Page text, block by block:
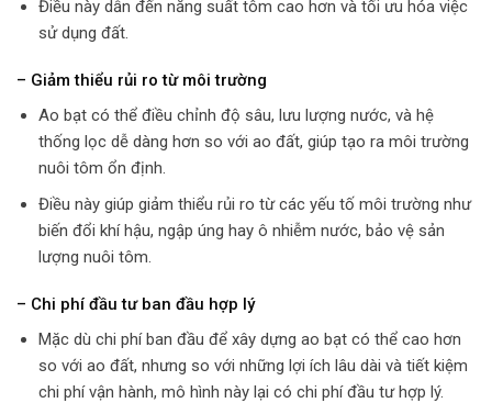
Điều này dẫn đến năng suất tôm cao hơn và tối ưu hóa việc
sử dụng đất.
– Giảm thiểu rủi ro từ môi trường
Ao bạt có thể điều chỉnh độ sâu, lưu lượng nước, và hệ
thống lọc dễ dàng hơn so với ao đất, giúp tạo ra môi trường
nuôi tôm ổn định.
Điều này giúp giảm thiểu rủi ro từ các yếu tố môi trường như
biến đổi khí hậu, ngập úng hay ô nhiễm nước, bảo vệ sản
lượng nuôi tôm.
– Chi phí đầu tư ban đầu hợp lý
Mặc dù chi phí ban đầu để xây dựng ao bạt có thể cao hơn
so với ao đất, nhưng so với những lợi ích lâu dài và tiết kiệm
chi phí vận hành, mô hình này lại có chi phí đầu tư hợp lý.